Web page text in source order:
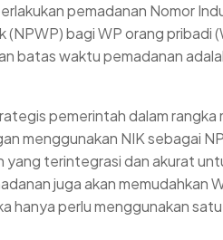
pemadanan Nomor
(NPWP) bagi WP orang pribadi
batas waktu pemadanan
pemerintah dalam rangka
menggunakan NIK sebagai
terintegrasi dan akurat
juga akan memudahkan
hanya perlu menggunakan